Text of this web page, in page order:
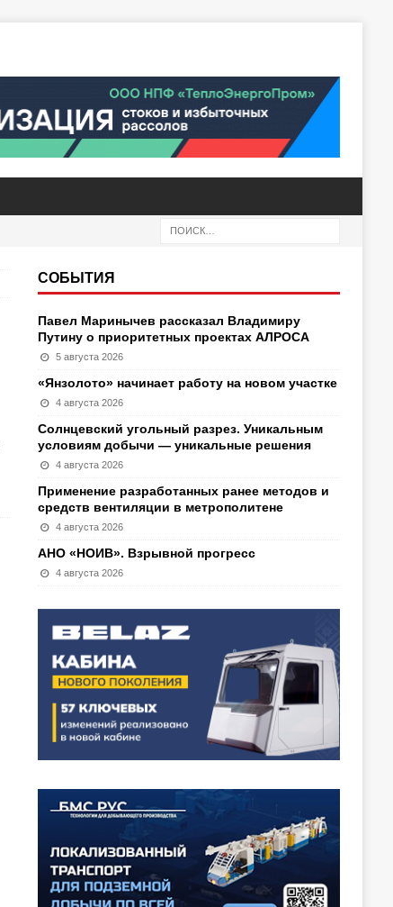
СОБЫТИЯ
Павел Маринычев рассказал Владимиру
Путину о приоритетных проектах АЛРОСА
5 августа 2026
«Янзолото» начинает работу на новом участке
4 августа 2026
Солнцевский угольный разрез. Уникальным
условиям добычи — уникальные решения
4 августа 2026
Применение разработанных ранее методов и
средств вентиляции в метрополитене
4 августа 2026
АНО «НОИВ». Взрывной прогресс
4 августа 2026